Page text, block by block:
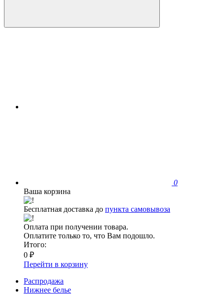
0
Ваша корзина
Бесплатная доставка до пункта самовывоза
Оплата при получении товара.
Оплатите только то, что Вам подошло.
Итого:
0 ₽
Перейти в корзину
Распродажа
Нижнее белье